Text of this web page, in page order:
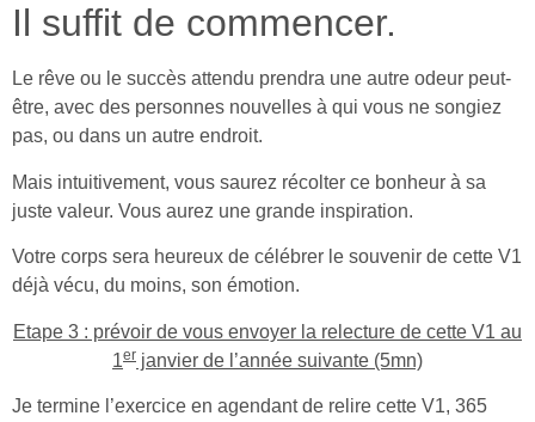
Il suffit de commencer.
Le rêve ou le succès attendu prendra une autre odeur peut-
être, avec des personnes nouvelles à qui vous ne songiez
pas, ou dans un autre endroit.
Mais intuitivement, vous saurez récolter ce bonheur à sa
juste valeur. Vous aurez une grande inspiration.
Votre corps sera heureux de célébrer le souvenir de cette V1
déjà vécu, du moins, son émotion.
Etape 3 : prévoir de vous envoyer la relecture de cette V1 au
1er janvier de l’année suivante (5mn)
Je termine l’exercice en agendant de relire cette V1, 365